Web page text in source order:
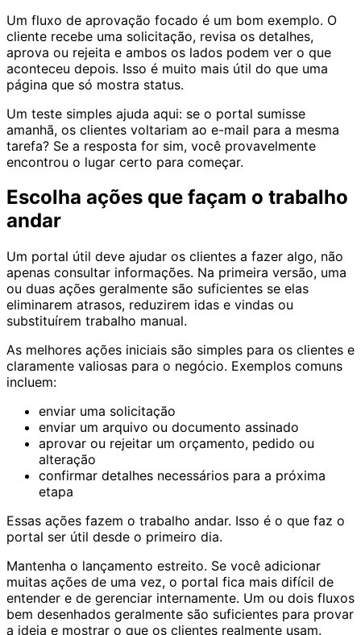
Um fluxo de aprovação focado é um bom exemplo. O
cliente recebe uma solicitação, revisa os detalhes,
aprova ou rejeita e ambos os lados podem ver o que
aconteceu depois. Isso é muito mais útil do que uma
página que só mostra status.
Um teste simples ajuda aqui: se o portal sumisse
amanhã, os clientes voltariam ao e-mail para a mesma
tarefa? Se a resposta for sim, você provavelmente
encontrou o lugar certo para começar.
Escolha ações que façam o trabalho
andar
Um portal útil deve ajudar os clientes a fazer algo, não
apenas consultar informações. Na primeira versão, uma
ou duas ações geralmente são suficientes se elas
eliminarem atrasos, reduzirem idas e vindas ou
substituírem trabalho manual.
As melhores ações iniciais são simples para os clientes e
claramente valiosas para o negócio. Exemplos comuns
incluem:
enviar uma solicitação
enviar um arquivo ou documento assinado
aprovar ou rejeitar um orçamento, pedido ou
alteração
confirmar detalhes necessários para a próxima
etapa
Essas ações fazem o trabalho andar. Isso é o que faz o
portal ser útil desde o primeiro dia.
Mantenha o lançamento estreito. Se você adicionar
muitas ações de uma vez, o portal fica mais difícil de
entender e de gerenciar internamente. Um ou dois fluxos
bem desenhados geralmente são suficientes para provar
a ideia e mostrar o que os clientes realmente usam.